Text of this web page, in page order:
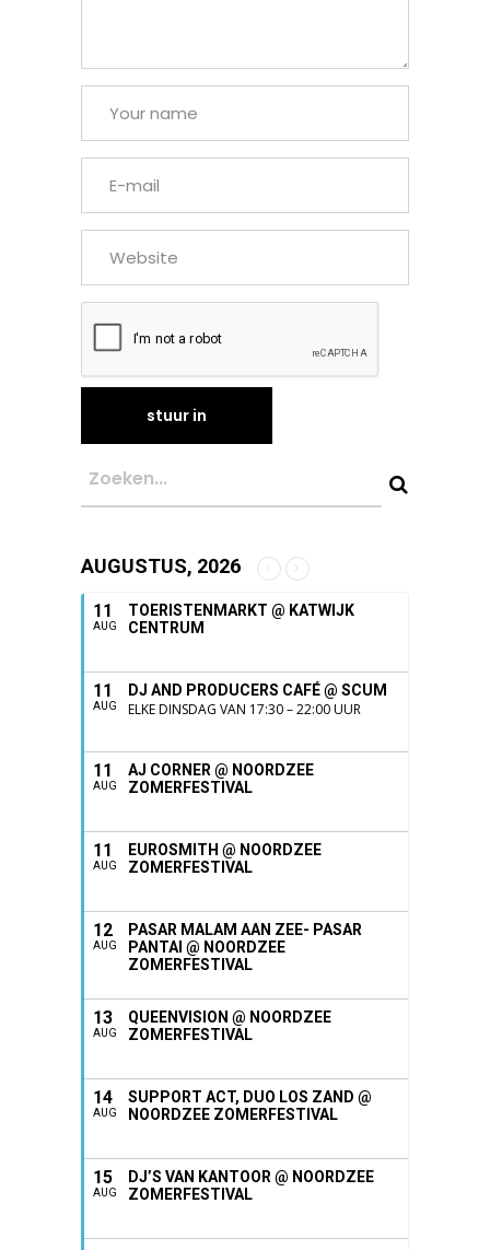
AUGUSTUS, 2026
11
AUG
TOERISTENMARKT @ KATWIJK
CENTRUM
11
AUG
DJ AND PRODUCERS CAFÉ @ SCUM
ELKE DINSDAG VAN 17:30 – 22:00 UUR
11
AUG
AJ CORNER @ NOORDZEE
ZOMERFESTIVAL
11
AUG
EUROSMITH @ NOORDZEE
ZOMERFESTIVAL
12
AUG
PASAR MALAM AAN ZEE- PASAR
PANTAI @ NOORDZEE
ZOMERFESTIVAL
13
AUG
QUEENVISION @ NOORDZEE
ZOMERFESTIVAL
14
AUG
SUPPORT ACT, DUO LOS ZAND @
NOORDZEE ZOMERFESTIVAL
15
AUG
DJ’S VAN KANTOOR @ NOORDZEE
ZOMERFESTIVAL